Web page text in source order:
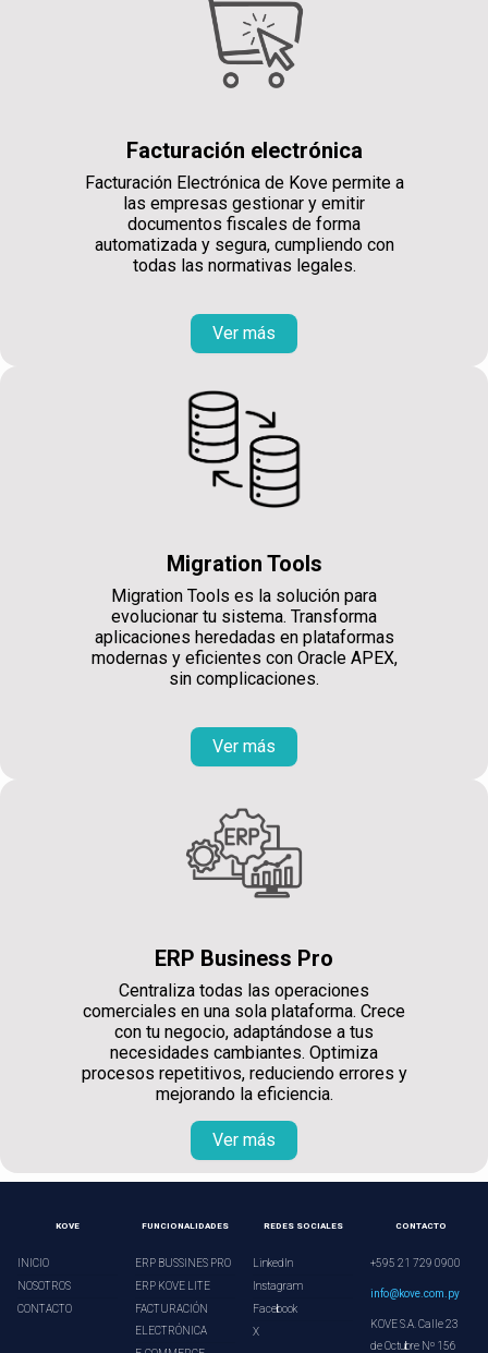
Facturación electrónica
Facturación Electrónica de Kove permite a
las empresas gestionar y emitir
documentos fiscales de forma
automatizada y segura, cumpliendo con
todas las normativas legales.
Ver más
Migration Tools
Migration Tools es la solución para
evolucionar tu sistema. Transforma
aplicaciones heredadas en plataformas
modernas y eficientes con Oracle APEX,
sin complicaciones.
Ver más
ERP Business Pro
Centraliza todas las operaciones
comerciales en una sola plataforma. Crece
con tu negocio, adaptándose a tus
necesidades cambiantes. Optimiza
procesos repetitivos, reduciendo errores y
mejorando la eficiencia.
Ver más
KOVE
INICIO
NOSOTROS
CONTACTO
FUNCIONALIDADES
ERP BUSSINES PRO
ERP KOVE LITE
FACTURACIÓN
ELECTRÓNICA
REDES SOCIALES
LinkedIn
Instagram
Facebook
X
CONTACTO
+595 21 729 0900
info@kove.com.py
KOVE S.A. Calle 23
de Octubre Nº 156